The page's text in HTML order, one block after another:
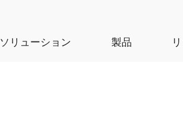
ソリューション 製品